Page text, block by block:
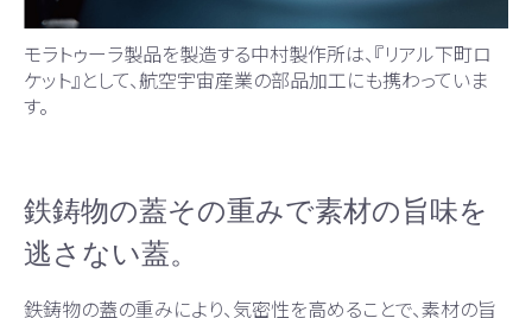
モラトゥーラ製品を製造する中村製作所は、『リアル下町ロ
ケット』として、航空宇宙産業の部品加工にも携わっていま
す。
鉄鋳物の蓋その重みで素材の旨味を
逃さない蓋。
鉄鋳物の蓋の重みにより、気密性を高めることで、素材の旨